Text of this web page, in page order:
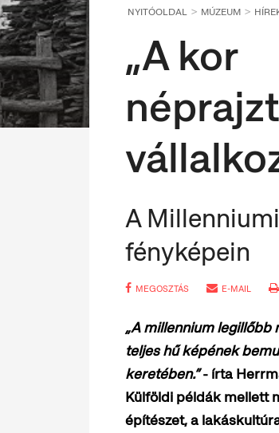
NYITÓOLDAL MÚZEUM
„A kor
A
fényképein
MEGOSZTÁS E-MAIL
„A millennium legillőbb
teljes hű képének
keretében.”- írta
Külföldi példák mellett
építészet, a